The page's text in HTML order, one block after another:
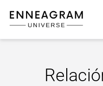
Enneagram Universe